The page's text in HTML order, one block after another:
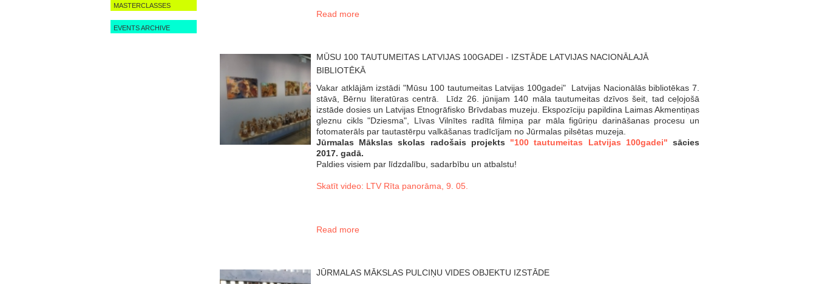
MASTERCLASSES
EVENTS ARCHIVE
Read more
MŪSU 100 TAUTUMEITAS LATVIJAS 100GADEI - IZSTĀDE LATVIJAS NACIONĀLAJĀ
BIBLIOTĒKĀ
Vakar atklājām izstādi "Mūsu 100 tautumeitas Latvijas 100gadei" Latvijas Nacionālās bibliotēkas 7.
stāvā, Bērnu literatūras centrā. Līdz 26. jūnijam 140 māla tautumeitas dzīvos šeit, tad ceļojošā
izstāde dosies un Latvijas Etnogrāfisko Brīvdabas muzeju. Ekspozīciju papildina Laimas Akmentiņas
gleznu cikls "Dziesma", Līvas Vilnītes radītā filmiņa par māla figūriņu darināšanas procesu un
fotomaterāls par tautastērpu valkāšanas tradīcījam no Jūrmalas pilsētas muzeja.
Jūrmalas Mākslas skolas radošais projekts "100 tautumeitas Latvijas 100gadei"sācies
2017. gadā.
Paldies visiem par līdzdalību, sadarbību un atbalstu!
Skatīt video: LTV Rīta panorāma, 9. 05.
Read more
JŪRMALAS MĀKSLAS PULCIŅU VIDES OBJEKTU IZSTĀDE